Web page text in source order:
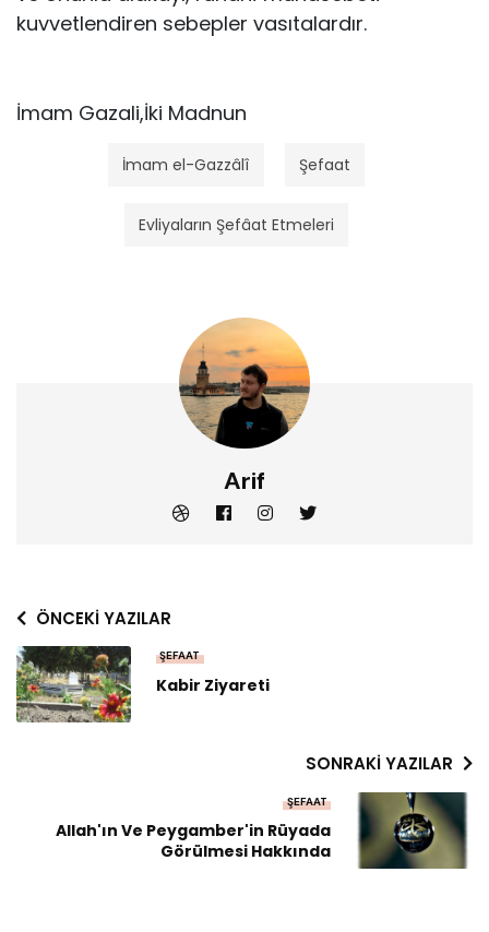
kuvvetlendiren sebepler vasıtalardır.
İmam Gazali,İki Madnun
İmam el-Gazzâlî Şefaat
Evliyaların Şefâat Etmeleri
Arif
ÖNCEKI YAZILAR
ŞEFAAT
Kabir Ziyareti
SONRAKI YAZILAR
ŞEFAAT
Allah'ın Ve Peygamber'in Rüyada
Görülmesi Hakkında